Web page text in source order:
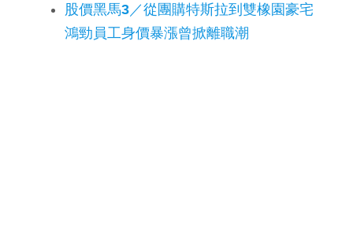
股價黑馬3／從團購特斯拉到雙橡園豪宅
鴻勁員工身價暴漲曾掀離職潮